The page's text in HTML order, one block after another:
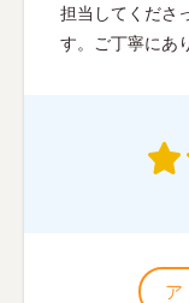
担当してくださ
す。ご丁寧にあ
ア